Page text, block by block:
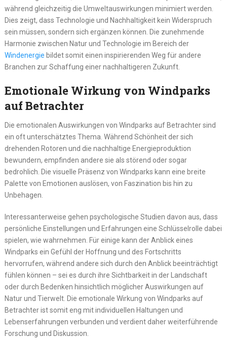
während gleichzeitig die Umweltauswirkungen minimiert werden.
Dies zeigt, dass Technologie und Nachhaltigkeit kein Widerspruch
sein müssen, sondern sich ergänzen können. Die zunehmende
Harmonie zwischen Natur und Technologie im Bereich der
Windenergie bildet somit einen inspirierenden Weg für andere
Branchen zur Schaffung einer nachhaltigeren Zukunft.
Emotionale Wirkung von Windparks
auf Betrachter
Die emotionalen Auswirkungen von Windparks auf Betrachter sind
ein oft unterschätztes Thema. Während Schönheit der sich
drehenden Rotoren und die nachhaltige Energieproduktion
bewundern, empfinden andere sie als störend oder sogar
bedrohlich. Die visuelle Präsenz von Windparks kann eine breite
Palette von Emotionen auslösen, von Faszination bis hin zu
Unbehagen.
Interessanterweise gehen psychologische Studien davon aus, dass
persönliche Einstellungen und Erfahrungen eine Schlüsselrolle dabei
spielen, wie wahrnehmen. Für einige kann der Anblick eines
Windparks ein Gefühl der Hoffnung und des Fortschritts
hervorrufen, während andere sich durch den Anblick beeinträchtigt
fühlen können – sei es durch ihre Sichtbarkeit in der Landschaft
oder durch Bedenken hinsichtlich möglicher Auswirkungen auf
Natur und Tierwelt. Die emotionale Wirkung von Windparks auf
Betrachter ist somit eng mit individuellen Haltungen und
Lebenserfahrungen verbunden und verdient daher weiterführende
Forschung und Diskussion.